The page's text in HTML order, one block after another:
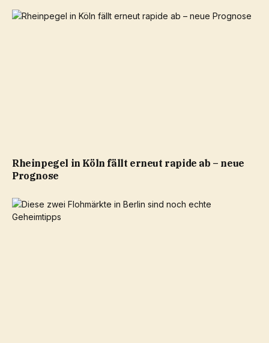
Rheinpegel in Köln fällt erneut rapide ab – neue
Prognose